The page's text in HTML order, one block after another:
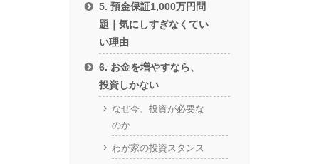
5. 預金保証1,000万円問
題｜気にしすぎなくてい
い理由
6. お金を増やすなら、
投資しかない
なぜ今、投資が必要な
のか
わが家の投資スタンス